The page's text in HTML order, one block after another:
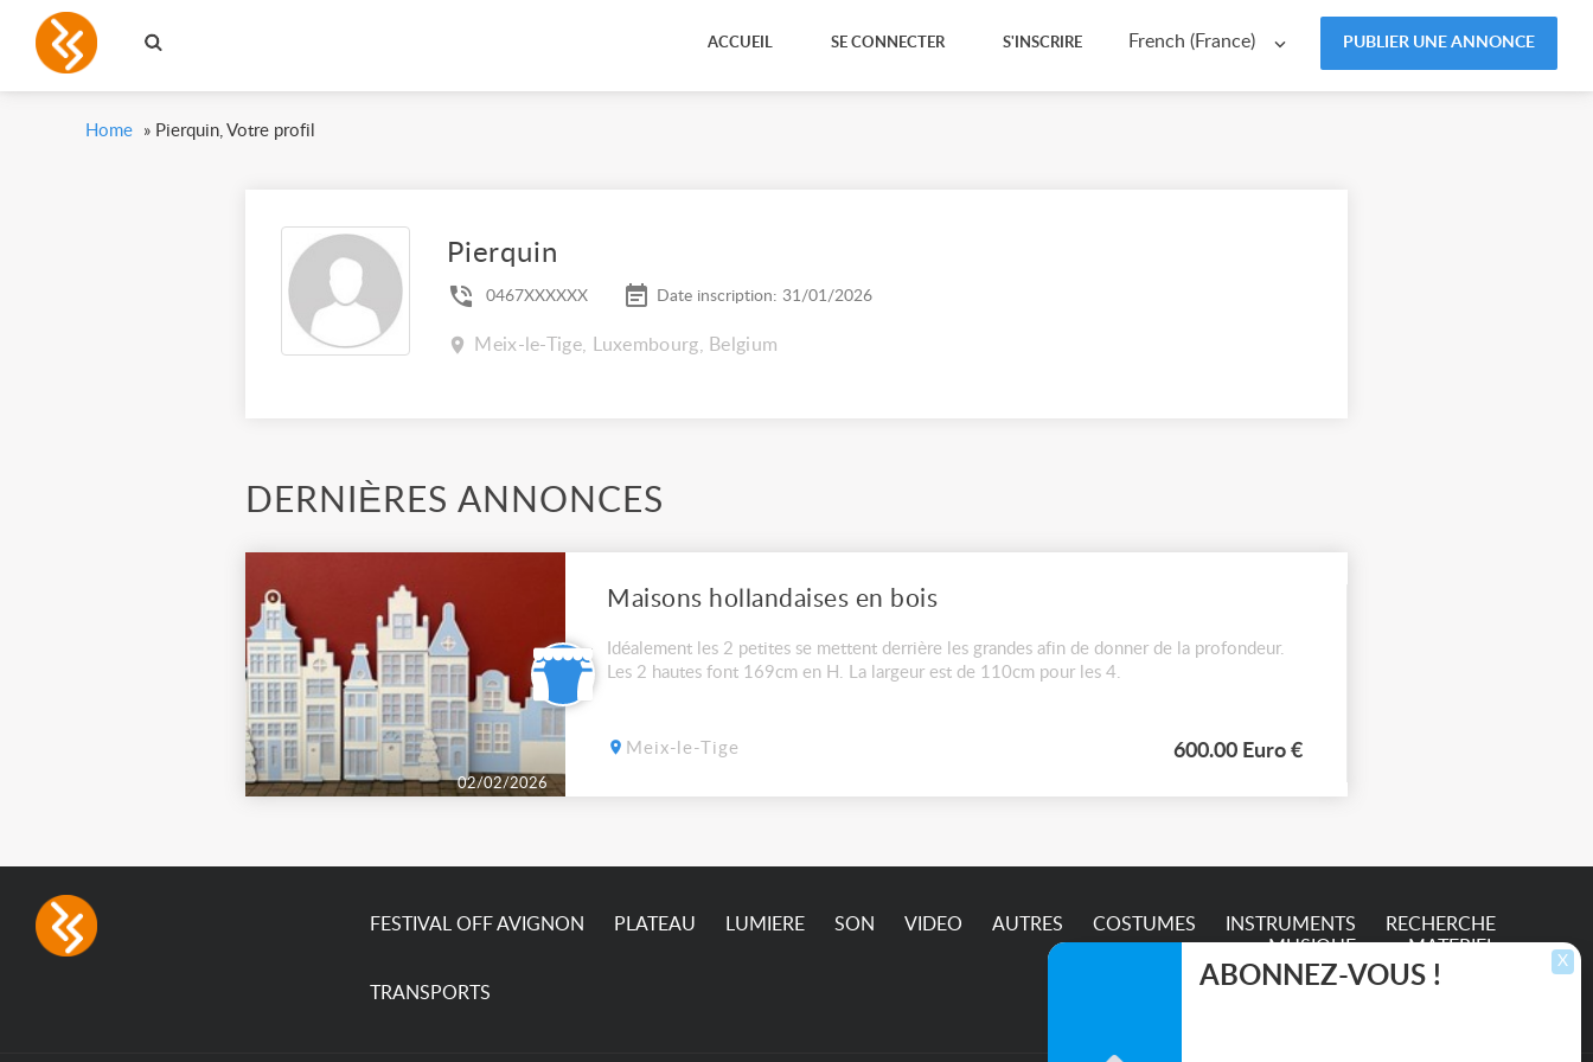
French (France) PUBLIER UNE ANNONCE
ACCUEIL SE CONNECTER S'INSCRIRE
Home » Pierquin, Votre profil
Pierquin
0467XXXXXX Date inscription: 31/01/2026
Meix-le-Tige, Luxembourg, Belgium
DERNIÈRES ANNONCES
02/02/2026
Maisons hollandaises en bois
Idéalement les 2 petites se mettent derrière les grandes afin de donner de la profondeur.
Les 2 hautes font 169cm en H. La largeur est de 110cm pour les 4.
Meix-le-Tige 600.00 Euro €
FESTIVAL OFF AVIGNON PLATEAU LUMIERE SON VIDEO AUTRES COSTUMES
INSTRUMENTS
MUSIQUE
RECHERCHE
MATERIEL
TRANSPORTS
X
ABONNEZ-VOUS !